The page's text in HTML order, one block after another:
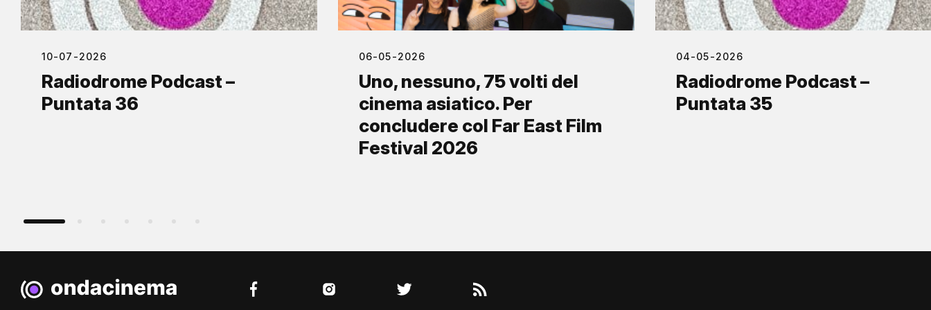
10-07-2026
Radiodrome Podcast –
Puntata 36
06-05-2026
Uno, nessuno, 75 volti del
cinema asiatico. Per
concludere col Far East Film
Festival 2026
04-05-2026
Radiodrome Podcast –
Puntata 35